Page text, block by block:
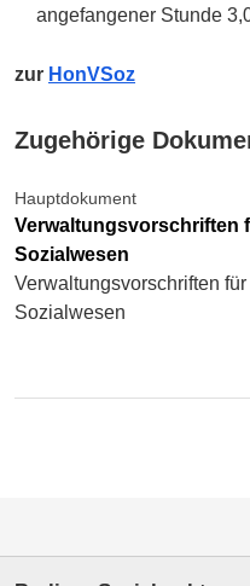
angefangener Stunde
zur HonVSoz
Zugehörige
Hauptdokument
Verwaltungsvorschriften
Sozialwesen
Verwaltungsvorschriften
Sozialwesen